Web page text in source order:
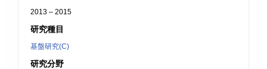
2013 – 2015
研究種目
基盤研究(C)
研究分野